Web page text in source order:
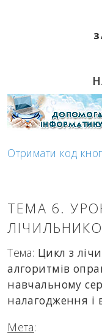
Отримати код
ТЕМА 6.
Тема: Цикл з
алгоритмів
навчальному
налагодження і
Мета: